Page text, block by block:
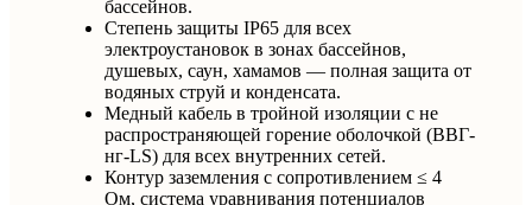
бассейнов.
Степень защиты IP65 для всех
электроустановок в зонах бассейнов,
душевых, саун, хамамов — полная защита от
водяных струй и конденсата.
Медный кабель в тройной изоляции с не
распространяющей горение оболочкой (ВВГ-
нг-LS) для всех внутренних сетей.
Контур заземления с сопротивлением ≤ 4
Ом, система уравнивания потенциалов